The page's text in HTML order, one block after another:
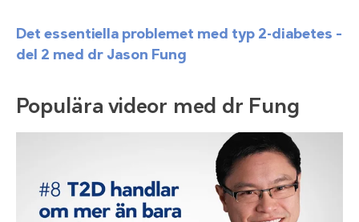
Det essentiella problemet med typ 2-diabetes –
del 2 med dr Jason Fung
Populära videor med dr Fung